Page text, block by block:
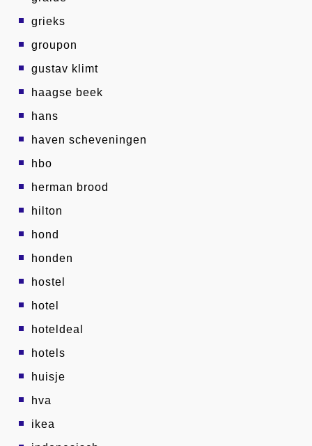
grieks
groupon
gustav klimt
haagse beek
hans
haven scheveningen
hbo
herman brood
hilton
hond
honden
hostel
hotel
hoteldeal
hotels
huisje
hva
ikea